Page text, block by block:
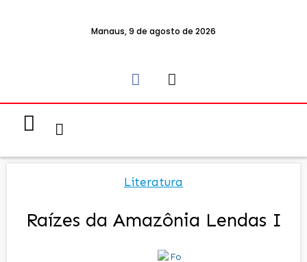
Manaus, 9 de agosto de 2026
Literatura
Raízes da Amazônia Lendas I